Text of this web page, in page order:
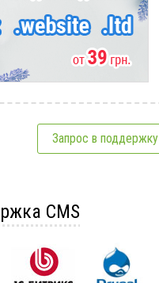
Запрос в поддержку
CMS